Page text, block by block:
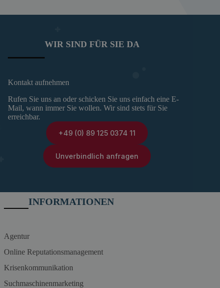
WIR SIND FÜR SIE DA
Kontakt aufnehmen
Rufen Sie uns an oder schicken Sie uns einfach eine E-
Mail, wann immer Sie wollen. Wir sind stets für Sie
erreichbar.
+49 (0) 89 125 0374 11
Unverbindlich anfragen
INFORMATIONEN
Agentur
Online Reputationsmanagement
Krisenkommunikation
Suchmaschinenmarketing